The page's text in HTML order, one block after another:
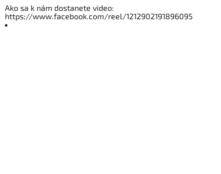
Ako sa k nám dostanete video:
https://www.facebook.com/reel/1212902191896095